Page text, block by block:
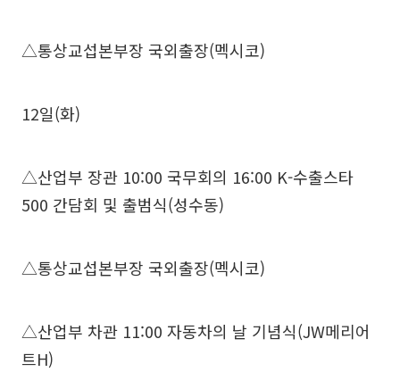
△통상교섭본부장 국외출장(멕시코)
12일(화)
△산업부 장관 10:00 국무회의 16:00 K-수출스타
500 간담회 및 출범식(성수동)
△통상교섭본부장 국외출장(멕시코)
△산업부 차관 11:00 자동차의 날 기념식(JW메리어
트H)